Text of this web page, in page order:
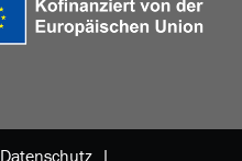
Datenschutz |